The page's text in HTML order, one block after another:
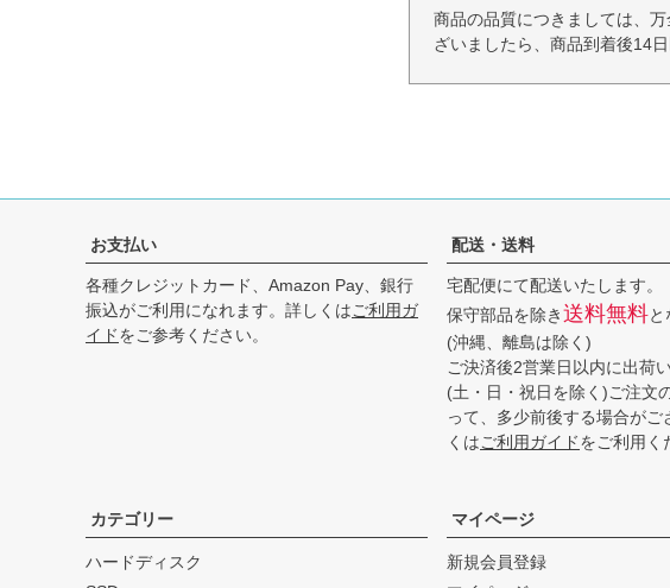
商品の品質につきましては、
ざいましたら、商品到着後14
お支払い
各種クレジットカード、Amazon Pay、銀行
振込がご利用になれます。詳しくはご利用ガ
イドをご参考ください。
配送・送料
宅配便にて配送いたします。
保守部品を除き送料無料と
(沖縄、離島は除く)
ご決済後2営業日以内に出荷
(土・日・祝日を除く)ご注文
って、多少前後する場合がご
くはご利用ガイドをご利用く
カテゴリー
ハードディスク
マイページ
新規会員登録